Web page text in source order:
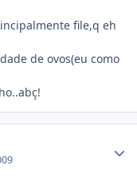
file,q eh
de ovos(eu como